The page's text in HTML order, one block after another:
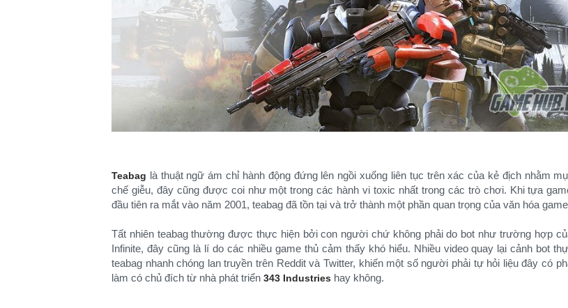
Teabag là thuật ngữ ám chỉ hành động đứng lên ngồi xuống liên tục trên xác của kẻ địch nhằm
chế giễu, đây cũng được coi như một trong các hành vi toxic nhất trong các trò chơi. Khi tựa
đầu tiên ra mắt vào năm 2001, teabag đã tồn tại và trở thành một phần quan trọng của văn hóa
Tất nhiên teabag thường được thực hiện bởi con người chứ không phải do bot như trường hợp
Infinite, đây cũng là lí do các nhiều game thủ cảm thấy khó hiểu. Nhiều video quay lại cảnh bot
teabag nhanh chóng lan truyền trên Reddit và Twitter, khiến một số người phải tự hỏi liệu đây có
làm có chủ đích từ nhà phát triển 343 Industries hay không.